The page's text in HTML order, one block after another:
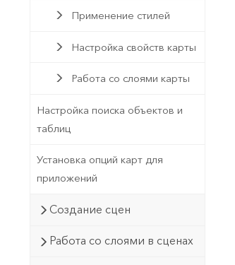
Применение стилей
Настройка свойств карты
Работа со слоями карты
Настройка поиска объектов и
таблиц
Установка опций карт для
приложений
Создание сцен
Работа со слоями в сценах